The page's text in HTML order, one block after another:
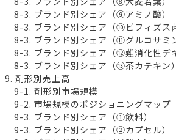
8-3. ブランド別シェア（⑨アミノ酸）
8-3. ブランド別シェア（⑩ビフィズス
8-3. ブランド別シェア（⑪グルコサミ
8-3. ブランド別シェア（⑫難消化性デ
8-3. ブランド別シェア（⑬茶カテキン）
9. 剤形別売上高
9-1. 剤形別市場規模
9-2. 市場規模のポジショニングマップ
9-3. ブランド別シェア（①飲料）
9-3. ブランド別シェア（②カプセル）